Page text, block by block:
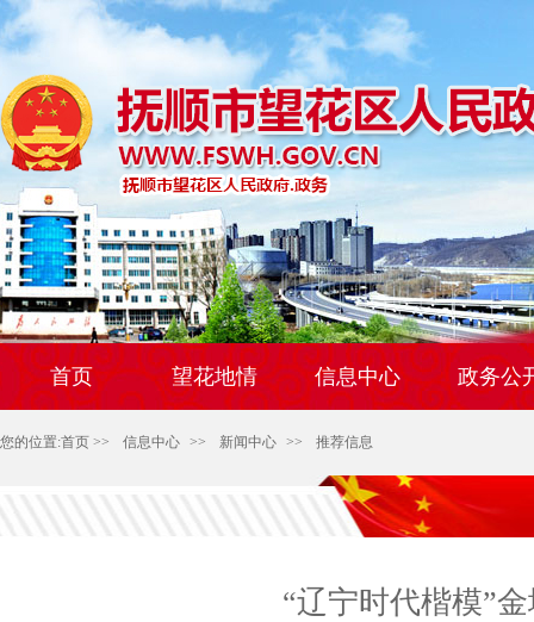
首页 望花地情 信息中心 政务公
您的位置:首页 >> 信息中心 >> 新闻中心 >> 推荐信息
“辽宁时代楷模”